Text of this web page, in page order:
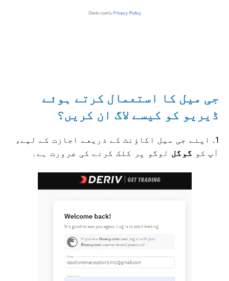
جی میل کا استعمال کرتے ہوئے
ڈیریو کو کیسے لاگ ان کریں؟
1. اپنے جی میل اکاؤنٹ کے ذریعے اجازت کے لیے،
آپ کو گوگل لوگو پر کلک کرنے کی ضرورت ہے۔